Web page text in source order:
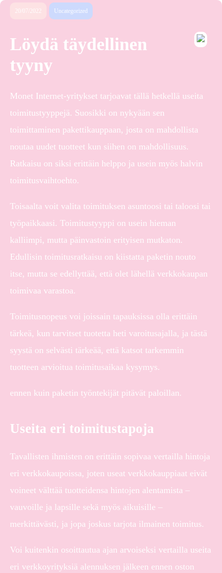
20/07/2022 Uncategorized
Löydä täydellinen
tyyny
Monet Internet-yritykset tarjoavat tällä hetkellä useita
toimitustyyppejä. Suosikki on nykyään sen
toimittaminen pakettikauppaan, josta on mahdollista
noutaa uudet tuotteet kun siihen on mahdollisuus.
Ratkaisu on siksi erittäin helppo ja usein myös halvin
toimitusvaihtoehto.
Toisaalta voit valita toimituksen asuntoosi tai taloosi tai
työpaikkaasi. Toimitustyyppi on usein hieman
kalliimpi, mutta päinvastoin erityisen mutkaton.
Edullisin toimitusratkaisu on kiistatta paketin nouto
itse, mutta se edellyttää, että olet lähellä verkkokaupan
toimivaa varastoa.
Toimitusnopeus voi joissain tapauksissa olla erittäin
tärkeä, kun tarvitset tuotetta heti varoitusajalla, ja tästä
syystä on selvästi tärkeää, että katsot tarkemmin
tuotteen arvioitua toimitusaikaa kysymys.
ennen kuin paketin työntekijät pitävät paloillan.
Useita eri toimitustapoja
Tavallisten ihmisten on erittäin sopivaa vertailla hintoja
eri verkkokaupoissa, joten useat verkkokauppiaat eivät
voineet välttää tuotteidensa hintojen alentamista –
vauvoille ja lapsille sekä myös aikuisille –
merkittävästi, ja jopa joskus tarjota ilmainen toimitus.
Voi kuitenkin osoittautua ajan arvoiseksi vertailla useita
eri verkkoyrityksiä alennuksen jälkeen ennen oston